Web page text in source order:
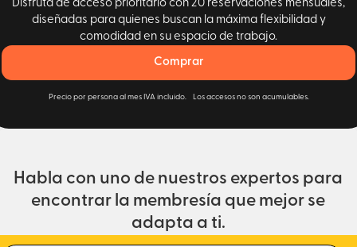
Disfruta de acceso prioritario con 20 reservaciones mensuales,
diseñadas para quienes buscan la máxima flexibilidad y
comodidad en su espacio de trabajo.
Comprar
Precio por persona al mes IVA incluido. Los accesos no son acumulables.
Habla con uno de nuestros expertos para
encontrar la membresía que mejor se
adapta a ti.